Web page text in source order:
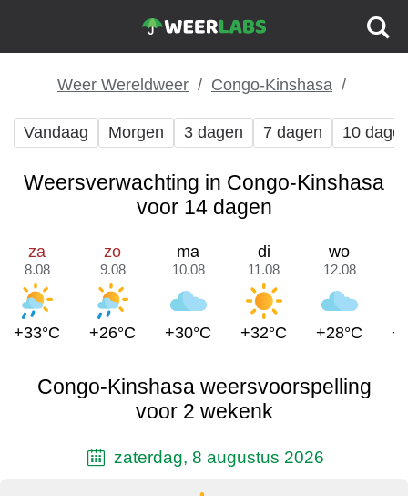
Weer Wereldweer Congo-Kinshasa
Vandaag Morgen 3 dagen 7 dagen 10
Weersverwachting in Congo-Kinshasa
voor 14 dagen
za
8.08
+33°C
zo
9.08
+26°C
ma
10.08
+30°C
di
11.08
+32°C
wo
12.08
+28°C
Congo-Kinshasa weersvoorspelling
voor 2 wekenk
zaterdag, 8 augustus 2026